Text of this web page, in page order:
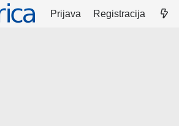
Prijava Registracija